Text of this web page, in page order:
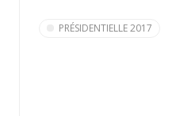
PRÉSIDENTIELLE 2017